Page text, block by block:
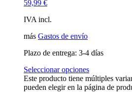
59,99 €
IVA incl.
más Gastos de envío
Plazo de entrega: 3-4 días
Seleccionar opciones
Este producto tiene múltiples
pueden elegir en la página de